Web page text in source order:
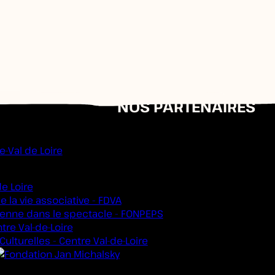
NOS PARTENAIRES